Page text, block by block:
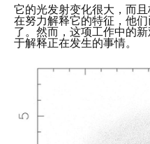
它的光发射变化很大，而
在努力解释它的特征，他
了。然而，这项工作中的
于解释正在发生的事情。